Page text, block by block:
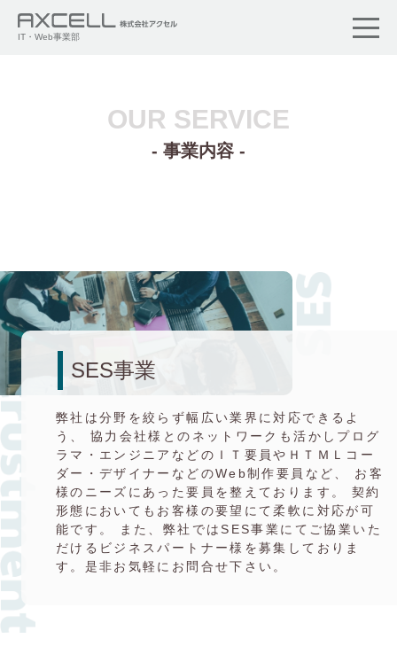
IT・Web事業部
OUR SERVICE
- 事業内容 -
SES事業
弊社は分野を絞らず幅広い業界に対応できるよ
う、 協力会社様とのネットワークも活かしプログ
ラマ・エンジニアなどのＩＴ要員やＨＴＭＬコー
ダー・デザイナーなどのWeb制作要員など、 お客
様のニーズにあった要員を整えております。 契約
形態においてもお客様の要望にて柔軟に対応が可
能です。 また、弊社ではSES事業にてご協業いた
だけるビジネスパートナー様を募集しておりま
す。是非お気軽にお問合せ下さい。